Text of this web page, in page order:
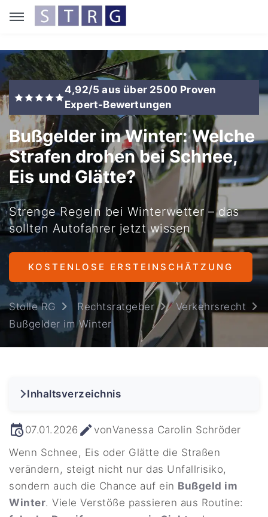
4,92/5 aus über 2500 Proven
Expert-Bewertungen
Bußgelder im Winter: Welche
Strafen drohen bei Schnee,
Eis und Glätte?
Strenge Regeln bei Winterwetter – das
sollten Autofahrer jetzt wissen
KOSTENLOSE ERSTEINSCHÄTZUNG
Stolle RG Rechtsratgeber
Verkehrsrecht
Bußgelder im Winter
07.01.2026 vonVanessa Carolin Schröder
Wenn Schnee, Eis oder Glätte die Straßen
verändern, steigt nicht nur das Unfallrisiko,
sondern auch die Chance auf ein Bußgeld im
Winter. Viele Verstöße passieren aus Routine:
Inhaltsverzeichnis